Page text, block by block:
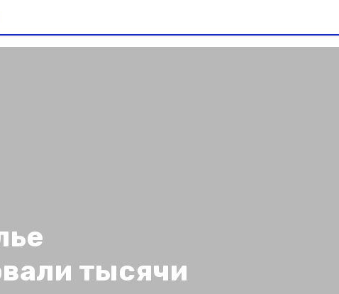
тысячи